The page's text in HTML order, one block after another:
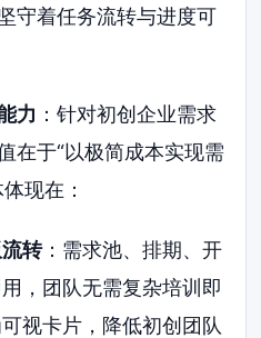
守着任务流转与进度可
力 ：针对初创企业需求
在于“以极简成本实现需
现在：
转：需求池、排期、开
，团队无需复杂培训即
视卡片，降低初创团队